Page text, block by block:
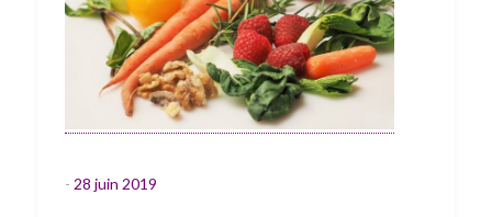
- 28 juin 2019